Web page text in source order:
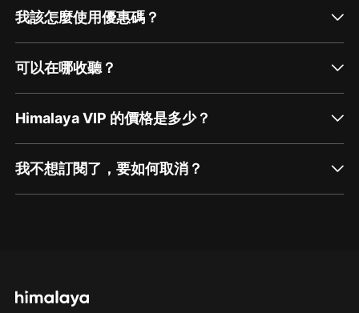
我該怎麼使用優惠碼？
可以在哪收聽？
Himalaya VIP 的價格是多少？
我不想訂閱了，要如何取消？